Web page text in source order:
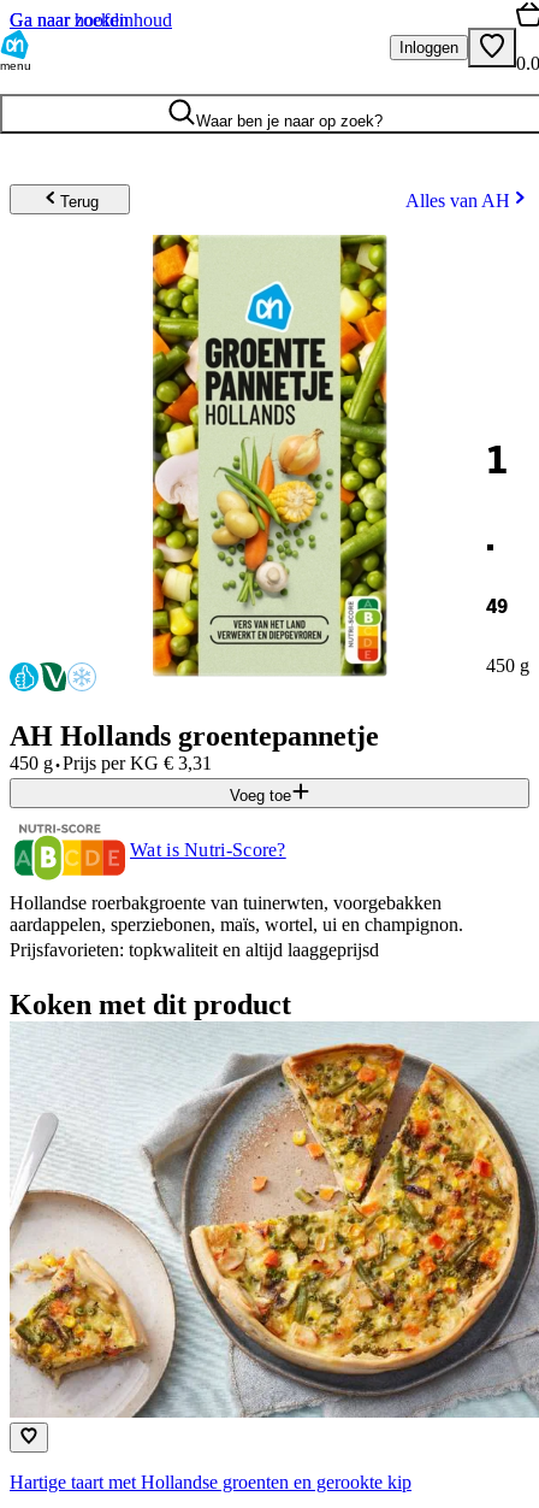
Ga naar hoofdinhoud
Ga naar zoeken
menu
Inloggen
Waar ben je naar op zoek?
Terug Alles van AH
1
.
49
450 g
AH Hollands groentepannetje
450 g·Prijs per KG € 3,31
Voeg toe
Wat is Nutri-Score?
Hollandse roerbakgroente van tuinerwten, voorgebakken
aardappelen, sperziebonen, maïs, wortel, ui en champignon.
Prijsfavorieten: topkwaliteit en altijd laaggeprijsd
Koken met dit product
Hartige taart met Hollandse groenten en gerookte kip